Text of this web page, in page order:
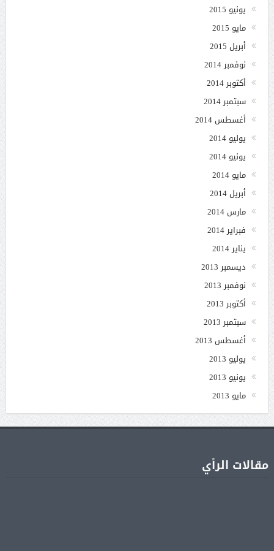
يونيو 2015
مايو 2015
أبريل 2015
نوفمبر 2014
أكتوبر 2014
سبتمبر 2014
أغسطس 2014
يوليو 2014
يونيو 2014
مايو 2014
أبريل 2014
مارس 2014
فبراير 2014
يناير 2014
ديسمبر 2013
نوفمبر 2013
أكتوبر 2013
سبتمبر 2013
أغسطس 2013
يوليو 2013
يونيو 2013
مايو 2013
مقالات الرأي